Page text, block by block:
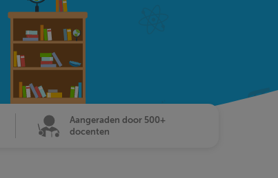
Aangeraden door 500+
docenten